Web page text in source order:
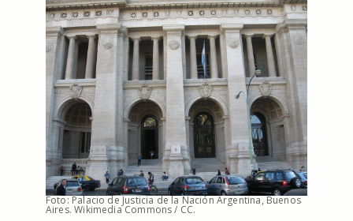
Foto: Palacio de Justicia de la Nación Argentina, Buenos
Aires. Wikimedia Commons / CC.